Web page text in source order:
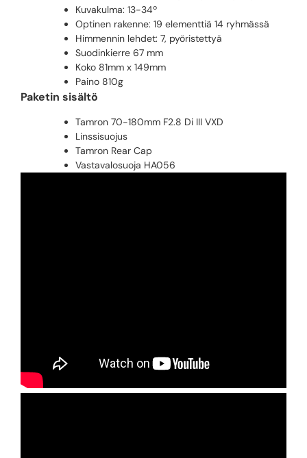
Kuvakulma: 13-34º
Optinen rakenne: 19 elementtiä 14 ryhmässä
Himmennin lehdet: 7, pyöristettyä
Suodinkierre 67 mm
Koko 81mm x 149mm
Paino 810g
Paketin sisältö
Tamron 70-180mm F2.8 Di III VXD
Linssisuojus
Tamron Rear Cap
Vastavalosuoja HA056